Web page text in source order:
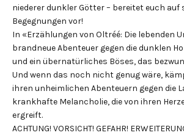
niederer dunkler Götter – bereitet euch auf
Begegnungen vor!
In «Erzählungen von Oltréé: Die lebenden
brandneue Abenteuer gegen die dunklen
und ein übernatürliches Böses, das
Und wenn das noch nicht genug wäre,
ihren unheimlichen Abenteuern gegen die
krankhafte Melancholie, die von ihren
ergreift.
ACHTUNG! VORSICHT! GEFAHR!